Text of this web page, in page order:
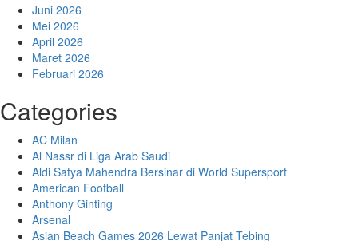
Juni 2026
Mei 2026
April 2026
Maret 2026
Februari 2026
Categories
AC Milan
Al Nassr di Liga Arab Saudi
Aldi Satya Mahendra Bersinar di World Supersport
American Football
Anthony Ginting
Arsenal
Asian Beach Games 2026 Lewat Panjat Tebing